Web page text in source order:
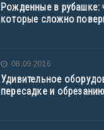
Рожденные в рубашке:
которые сложно
08.09.2016
Удивительное
пересадке и